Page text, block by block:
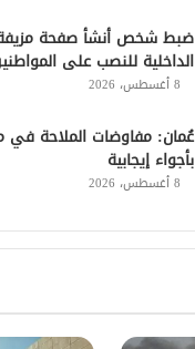
ضبط شخص أنشأ صفحة مزيفة
الداخلية للنصب على
8 أغسطس، 2026
عُمان: مفاوضات الملاحة
بأجواء إيجابية
8 أغسطس، 2026